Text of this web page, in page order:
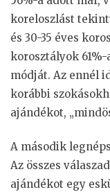
koreloszlást
és 30-35 éves
korosztályok
módját. Az ennél
korábbi
ajándékot,
A második
Az összes
ajándékot egy